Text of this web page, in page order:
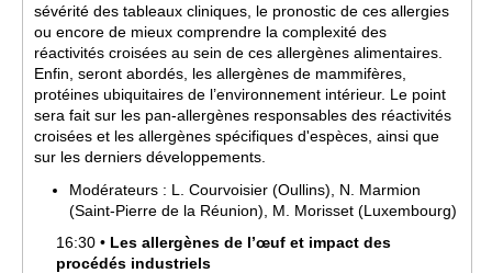
sévérité des tableaux cliniques, le pronostic de ces allergies
ou encore de mieux comprendre la complexité des
réactivités croisées au sein de ces allergènes alimentaires.
Enfin, seront abordés, les allergènes de mammifères,
protéines ubiquitaires de l’environnement intérieur. Le point
sera fait sur les pan-allergènes responsables des réactivités
croisées et les allergènes spécifiques d'espèces, ainsi que
sur les derniers développements.
Modérateurs : L. Courvoisier (Oullins) N.
Marmion
(Saint-Pierre de la Réunion)
M. Morisset (Luxembourg)
16:30 • Les allergènes de l’œuf et impact des
procédés industriels